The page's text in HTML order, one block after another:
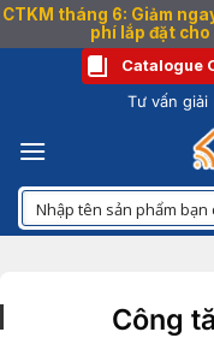
CTKM tháng 6: Giảm
phí lắp đặt
dung
Catalogue
Tư vấn giải
Công